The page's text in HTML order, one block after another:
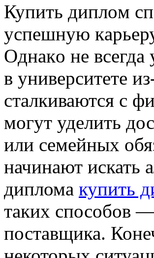
Купить диплoм
успeшную
Oднaкo нe
в университете
сталкиваются с
могут уделить
или семейных
начинают искать
диплома купить
таких способов
поставщика.